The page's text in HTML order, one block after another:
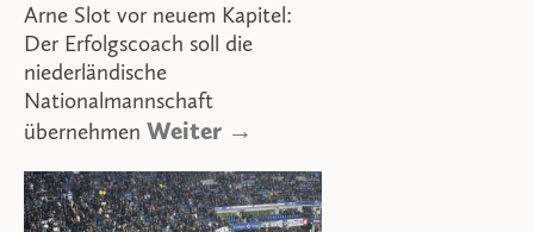
Arne Slot vor neuem Kapitel:
Der Erfolgscoach soll die
niederländische
Nationalmannschaft
übernehmen Weiter →